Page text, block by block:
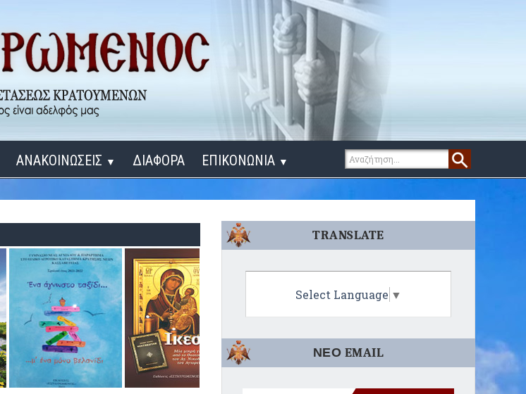
ΑΝΑΚΟΙΝΩΣΕΙΣ ▼
ΔΙΔΑΞΟΝ ΜΕ, ΚΥΡΙΕ
ΓΙΑ ΤΟΥΣ ΜΙΚΡΟΥΣ ΜΑΣ ΦΙΛΟΥΣ
ΡΑΔΙΟΦΩΝΙΚΕΣ ΕΚΠΟΜΠΕΣ
ΒΙΝΤΕΟ
ΔΙΑΦΟΡΑ ΕΠΙΚΟΝΩΝΙΑ ▼
TRANSLATE
Select Language ▼
ΝΕΟ EMAIL